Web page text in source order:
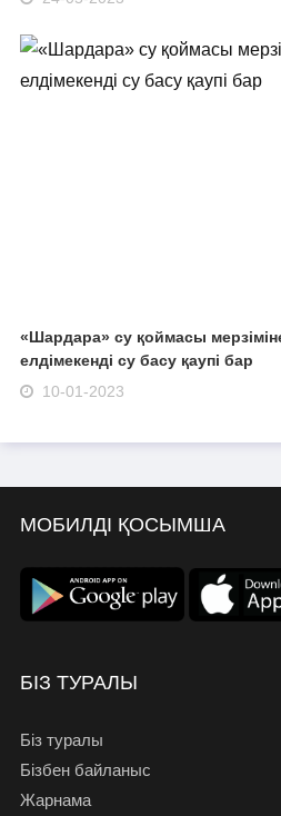
«Шардара» су қоймасы
елдімекенді су басу қаупі бар
10-01-2023
МОБИЛДІ ҚОСЫМША
БІЗ ТУРАЛЫ
Біз туралы
Бізбен байланыс
Жарнама